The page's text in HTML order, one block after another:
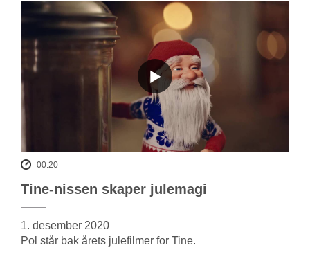
00:20
Tine-nissen skaper julemagi
1. desember 2020
Pol står bak årets julefilmer for Tine.